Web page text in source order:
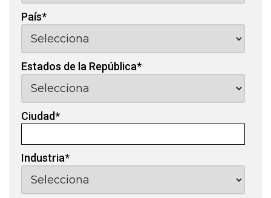
País*
Estados de la República*
Ciudad*
Industria*